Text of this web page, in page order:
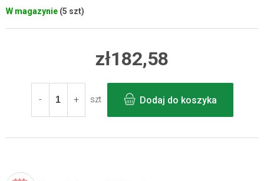
W magazynie (5 szt)
zł182,58
jednostkowa:
szt
Dodaj do koszyka